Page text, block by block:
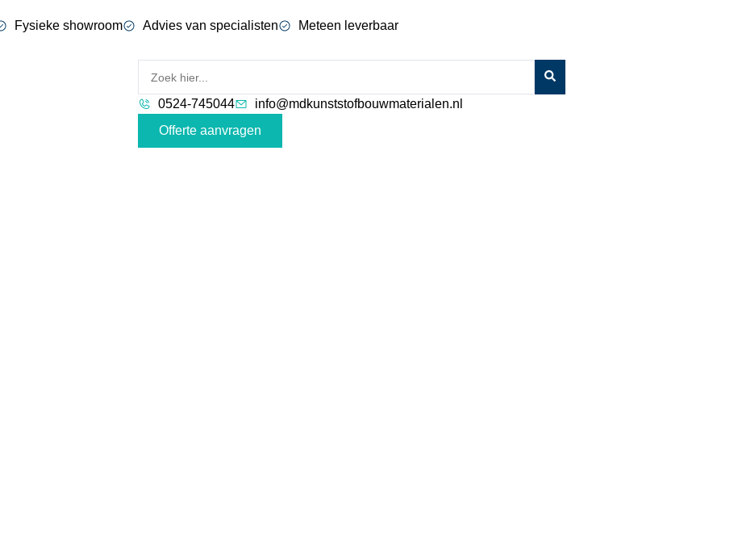
Fysieke showroom Advies van specialisten Meteen leverbaar
0524-745044
info@mdkunststofbouwmaterialen.nl
Offerte aanvragen